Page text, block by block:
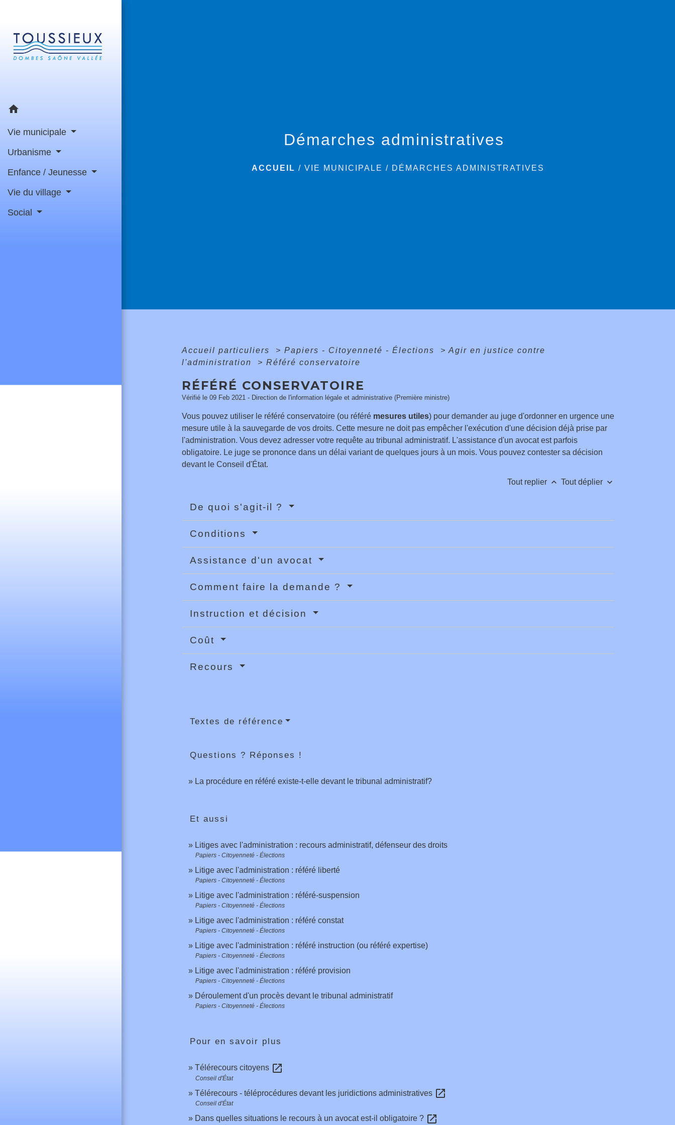
home
Vie municipale
Urbanisme
Enfance / Jeunesse
Vie du village
Social
Démarches administratives
ACCUEIL /VIE MUNICIPALE / DÉMARCHES ADMINISTRATIVES
Accueil particuliers > Papiers - Citoyenneté - Élections > Agir en justice contre
l'administration
> Référé conservatoire
RÉFÉRÉ CONSERVATOIRE
Vérifié le 09 Feb 2021 - Direction de l'information légale et administrative (Première ministre)
Vous pouvez utiliser le référé conservatoire (ou référé mesures utiles) pour demander au juge d'ordonner en urgence une
mesure utile à la sauvegarde de vos droits. Cette mesure ne doit pas empêcher l'exécution d'une décision déjà prise par
l'administration. Vous devez adresser votre requête au tribunal administratif. L'assistance d'un avocat est parfois
obligatoire. Le juge se prononce dans un délai variant de quelques jours à un mois. Vous pouvez contester sa décision
devant le Conseil d'État.
Tout replier keyboard_arrow_up Tout déplier keyboard_arrow_down
De quoi s'agit-il ?
Conditions
Assistance d'un avocat
Comment faire la demande ?
Instruction et décision
Coût
Recours
Textes de référence
Questions ? Réponses !
La procédure en référé existe-t-elle devant le tribunal administratif?
Et aussi
Litiges avec l'administration : recours administratif, défenseur des droits
Papiers - Citoyenneté - Élections
Litige avec l'administration : référé liberté
Papiers - Citoyenneté - Élections
Litige avec l'administration : référé-suspension
Papiers - Citoyenneté - Élections
Litige avec l'administration : référé constat
Papiers - Citoyenneté - Élections
Litige avec l'administration : référé instruction (ou référé expertise)
Papiers - Citoyenneté - Élections
Litige avec l'administration : référé provision
Papiers - Citoyenneté - Élections
Déroulement d'un procès devant le tribunal administratif
Papiers - Citoyenneté - Élections
Pour en savoir plus
Télérecours citoyens open_in_new
Conseil d'État
Télérecours - téléprocédures devant les juridictions administratives open_in_new
Conseil d'État
Dans quelles situations le recours à un avocat est-il obligatoire ? open_in_new